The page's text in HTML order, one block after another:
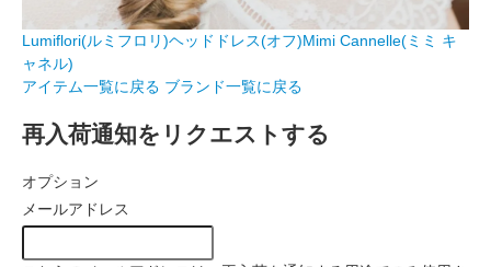
Lumiflori(ルミフロリ)ヘッドドレス(オフ)Mimi Cannelle(ミミ キ
ャネル)
アイテム一覧に戻る ブランド一覧に戻る
再入荷通知をリクエストする
オプション
メールアドレス